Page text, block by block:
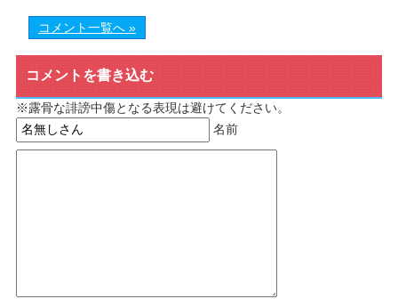
コメント一覧へ »
コメントを書き込む
※露骨な誹謗中傷となる表現は避けてください。
名前